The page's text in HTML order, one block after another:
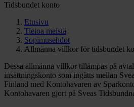
Tidsbundet konto
Etusivu
Tietoa meistä
Sopimusehdot
Allmänna villkor för tidsbundet
Dessa allmänna villkor tillämpas på
insättningskonto som ingåtts mellan
Finland med Kontohavaren av
Kontohavaren gjort på Sveas